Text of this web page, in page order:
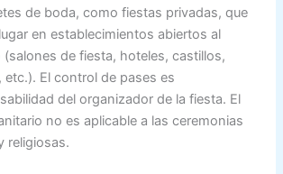
de boda, como fiestas privadas, que
en establecimientos abiertos al
(salones de fiesta, hoteles, castillos,
etc.). El control de pases es
del organizador de la fiesta. El
no es aplicable a las ceremonias
religiosas.